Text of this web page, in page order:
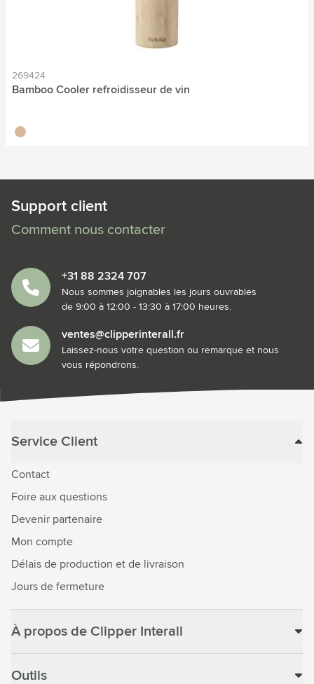
269424
Bamboo Cooler refroidisseur de vin
bambou
Support client
Comment nous contacter
+31 88 2324 707
Nous sommes joignables les jours ouvrables
de 9:00 à 12:00 - 13:30 à 17:00 heures.
ventes@clipperinterall.fr
Laissez-nous votre question ou remarque et nous
vous répondrons.
Service Client
Contact
Foire aux questions
Devenir partenaire
Mon compte
Délais de production et de livraison
Jours de fermeture
À propos de Clipper Interall
Outils